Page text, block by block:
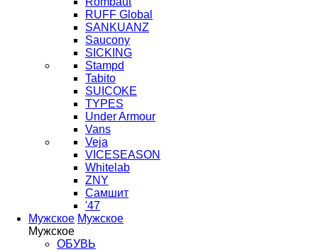
RUFF Global
SANKUANZ
Saucony
SICKING
Stampd
Tabito
SUICOKE
TYPES
Under Armour
Vans
Veja
VICESEASON
Whitelab
ZNY
Самшит
'47
Мужское Мужское
Мужское
ОБУВЬ